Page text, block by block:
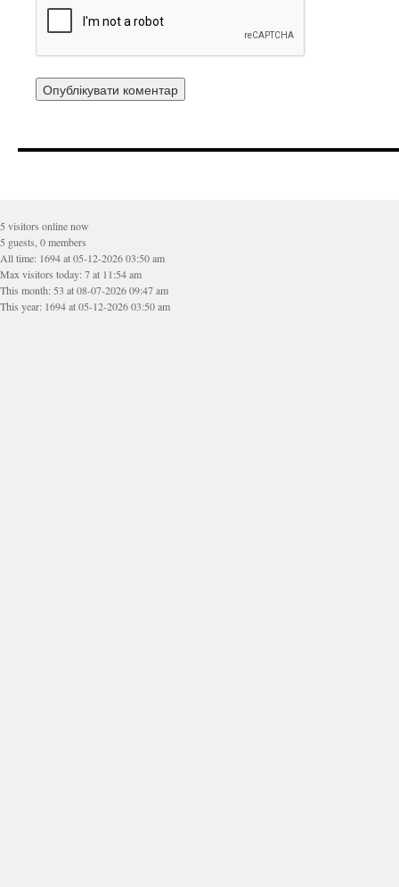
5 visitors online now
5 guests, 0 members
All time: 1694 at 05-12-2026 03:50 am
Max visitors today: 7 at 11:54 am
This month: 53 at 08-07-2026 09:47 am
This year: 1694 at 05-12-2026 03:50 am